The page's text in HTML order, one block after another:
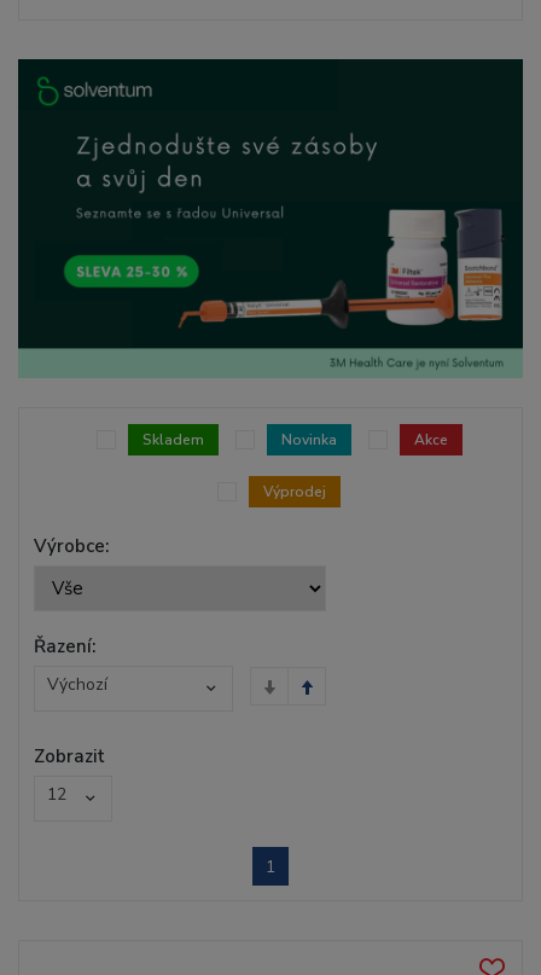
Výrobce:
Skladem Novinka Akce
Výprodej
Řazení:
Výchozí
Zobrazit
12
1